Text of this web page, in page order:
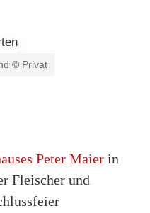
© Privat
Peter Maier in
Fleischer und